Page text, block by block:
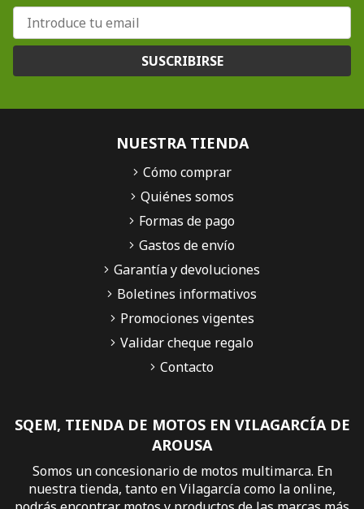
SUSCRIBIRSE
SQEM, TIENDA DE MOTOS EN VILAGARCÍA DE
AROUSA
Somos un concesionario de motos multimarca. En
nuestra tienda, tanto en Vilagarcía como la online,
NUESTRA TIENDA
Cómo comprar
Quiénes somos
Formas de pago
Gastos de envío
Garantía y devoluciones
Boletines informativos
Promociones vigentes
Validar cheque regalo
Contacto